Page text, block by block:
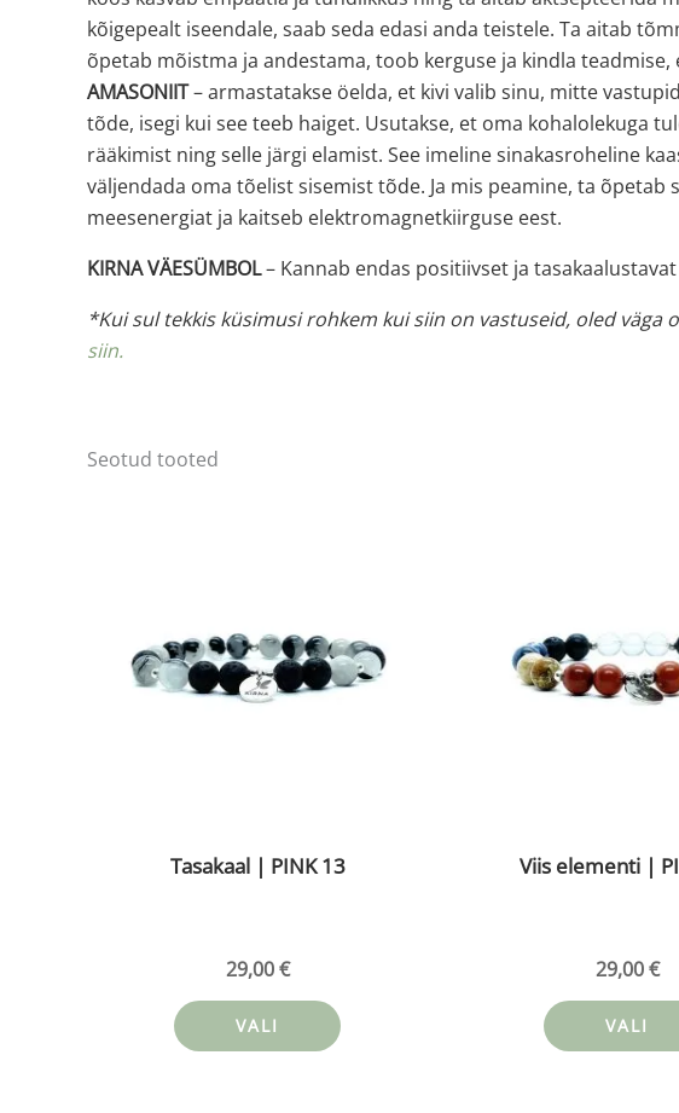
kõigepealt iseendale, saab seda edasi anda teistele. Ta aitab
õpetab mõistma ja andestama, toob kerguse ja kindla
AMASONIIT– armastatakse öelda, et kivi valib sinu, mitte
tõde, isegi kui see teeb haiget. Usutakse, et oma kohalolekuga
rääkimist ning selle järgi elamist. See imeline sinakasroheline
väljendada oma tõelist sisemist tõde. Ja mis peamine, ta
meesenergiat ja kaitseb elektromagnetkiirguse eest.
KIRNA VÄESÜMBOL– Kannab endas positiivset ja
*Kui sul tekkis küsimusi rohkem kui siin on vastuseid, oled
siin.
Seotud tooted
Tasakaal | PINK 13
29,00€
VALI
Valikuid
saab
Viis elementi |
29,00€
VALI